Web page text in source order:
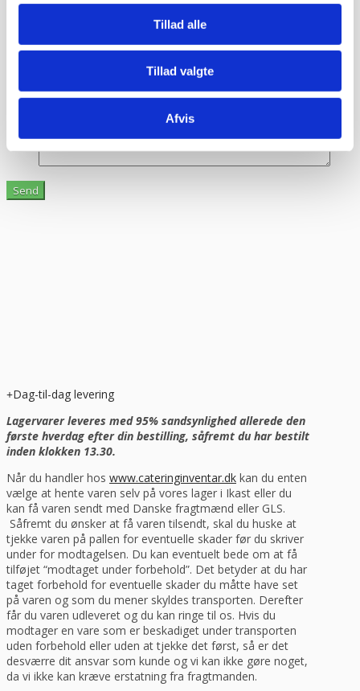
Tillad alle
Tillad valgte
Afvis
Evt. kommentar
Dag-til-dag levering
Lagervarer leveres med 95% sandsynlighed allerede den
første hverdag efter din bestilling, såfremt du har bestilt
inden klokken 13.30.
Når du handler hos www.cateringinventar.dk kan du enten
vælge at hente varen selv på vores lager i Ikast eller du
kan få varen sendt med Danske fragtmænd eller GLS.
Såfremt du ønsker at få varen tilsendt, skal du huske at
tjekke varen på pallen for eventuelle skader før du skriver
under for modtagelsen. Du kan eventuelt bede om at få
tilføjet “modtaget under forbehold”. Det betyder at du har
taget forbehold for eventuelle skader du måtte have set
på varen og som du mener skyldes transporten. Derefter
får du varen udleveret og du kan ringe til os. Hvis du
modtager en vare som er beskadiget under transporten
uden forbehold eller uden at tjekke det først, så er det
desværre dit ansvar som kunde og vi kan ikke gøre noget,
da vi ikke kan kræve erstatning fra fragtmanden.